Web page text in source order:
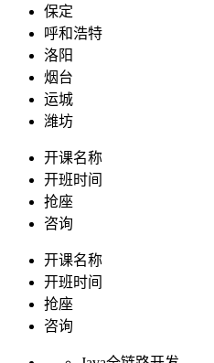
保定
呼和浩特
洛阳
烟台
运城
潍坊
开课名称
开班时间
抢座
咨询
开课名称
开班时间
抢座
咨询